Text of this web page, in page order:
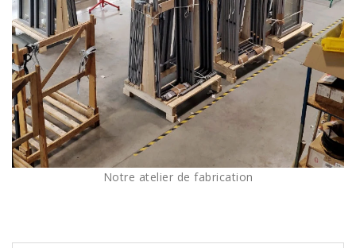
Notre atelier de fabrication